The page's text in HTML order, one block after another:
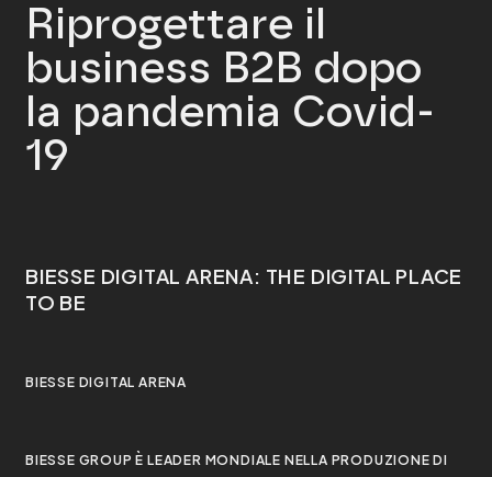
Riprogettare il
business B2B dopo
la pandemia Covid-
19
BIESSE DIGITAL ARENA: THE DIGITAL PLACE
TO BE
BIESSE DIGITAL ARENA
BIESSE GROUP È LEADER MONDIALE NELLA PRODUZIONE DI